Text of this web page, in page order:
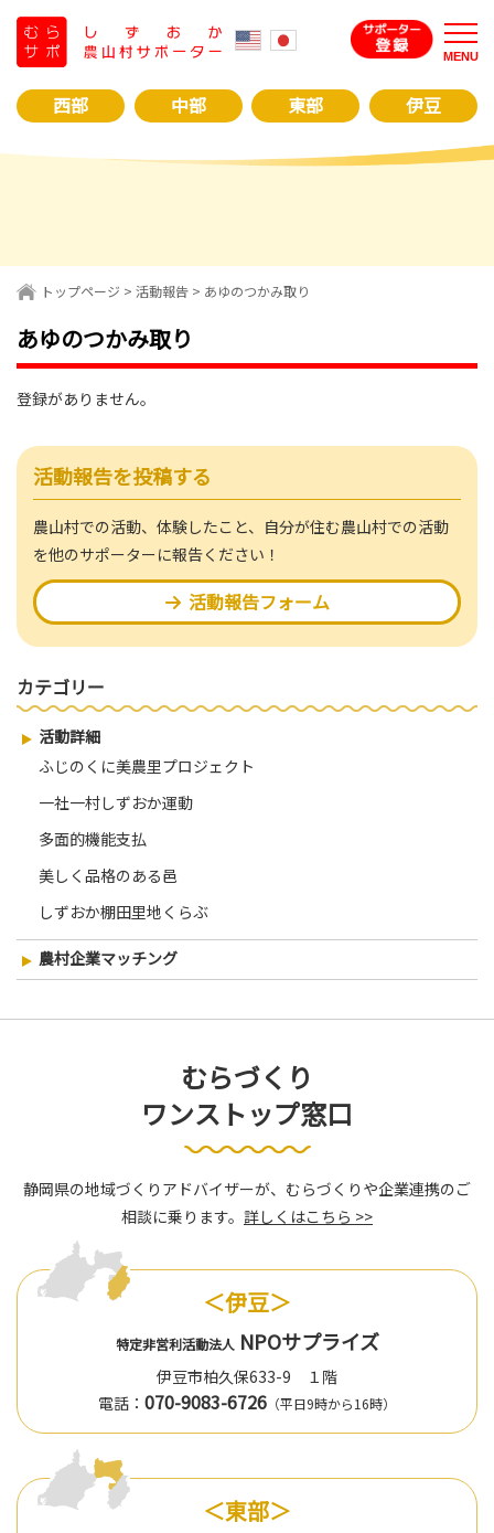
MENU
へ
プ
西部 中部 東部 伊豆
トップページ > 活動報告 > あゆのつかみ取り
あゆのつかみ取り
登録がありません。
活動報告を投稿する
農山村での活動、体験したこと、自分が住む農山村での活動
を他のサポーターに報告ください！
活動報告フォーム
カテゴリー
活動詳細
ふじのくに美農里プロジェクト
一社一村しずおか運動
多面的機能支払
美しく品格のある邑
しずおか棚田里地くらぶ
農村企業マッチング
むらづくり
ワンストップ窓口
静岡県の地域づくりアドバイザーが、むらづくりや企業連携のご
相談に乗ります。 詳しくはこちら >>
＜伊豆＞
特定非営利活動法人 NPOサプライズ
伊豆市柏久保633-9 １階
電話： 070-9083-6726 （平日9時から16時）
＜東部＞